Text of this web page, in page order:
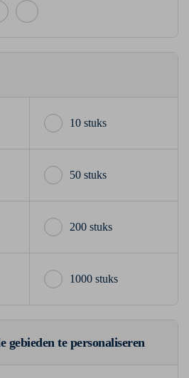
10 stuks
50 stuks
200 stuks
1000 stuks
gebieden te personaliseren